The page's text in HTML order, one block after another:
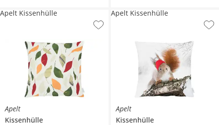
Apelt
Kissenhülle
Apelt Kissenhülle
Apelt
Kissenhülle
Apelt Kissenhülle